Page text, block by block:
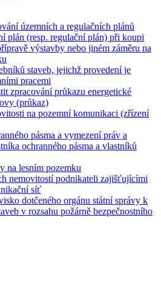
územních a regulačních plánů
plán (resp. regulační plán) při koupi
výstavby nebo jiném záměru na
staveb, jejichž provedení je
pracemi
zpracování průkazu energetické
(průkaz)
na pozemní komunikaci (zřízení
pásma a vymezení práv a
ochranného pásma a vlastníků
na lesním pozemku
nemovitostí podnikateli zajišťujícími
síť
dotčeného orgánu státní správy k
v rozsahu požárně bezpečnostního